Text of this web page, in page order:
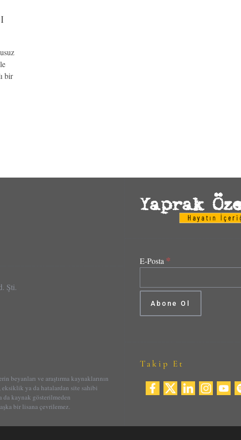
bir
Şti.
beyanları ve araştırma kaynaklarının
eksiklik ya da hatalardan site sahibi
da kaynak gösterilmeden
bir lisana çevrilemez.
E-Posta *
Takip Et